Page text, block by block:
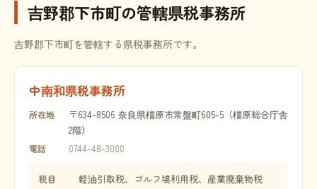
吉野郡下市町の管轄県税事務所
吉野郡下市町を管轄する県税事務所です。
中南和県税事務所
所在地
〒634-8506 奈良県橿原市常盤町605-5（橿原総合庁舎
2階）
電話 0744-48-3000
税目 軽油引取税、ゴルフ場利用税、産業廃棄物税